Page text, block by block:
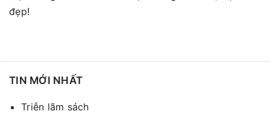
đẹp!
TIN MỚI NHẤT
Triễn lãm sách